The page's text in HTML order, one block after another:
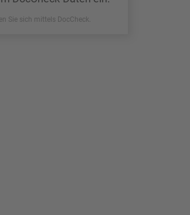
Sie sich mittels DocCheck.